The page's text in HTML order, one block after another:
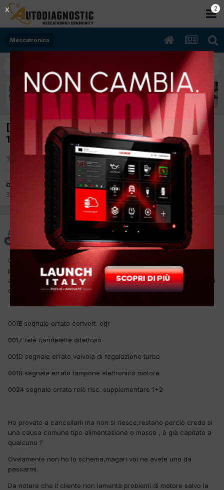
Meccatronica
[VOLVO V70 II 07/2000 2500cc B5252T
103Kw Diesel] ERRORI STRANI
Da muntagnin
30 Gennaio 2014
muntagnin
Inviato30 Gennaio 2014
Ciao a tutti,ho in officina questa volvo del 2000 con 405.000 km
per lasostituzione delle testine sospensione,avendo la spia
accesa ho fatto una lettura degli errori con autocom e sono usciti
questi errori
001E segnale errato convert. egr
0017 relè candelette difettoso
001D segnale errato valvola di regolazione turbo
0018 segnale errato tampone elettronico motore
0024 segnale errato relè risc. supplementare 1+2
Ho provato a cancellarli ma non si riesce,restano perciò credo si
una causa comune tipo alimentazione o masse , è già capitato a
qualcuno ?
Ovviamente non ho lo schema,magari voi ne avete uno da
passarmi.
Da notare che il cliente non lamenta problemi di motore salvo la
2
X